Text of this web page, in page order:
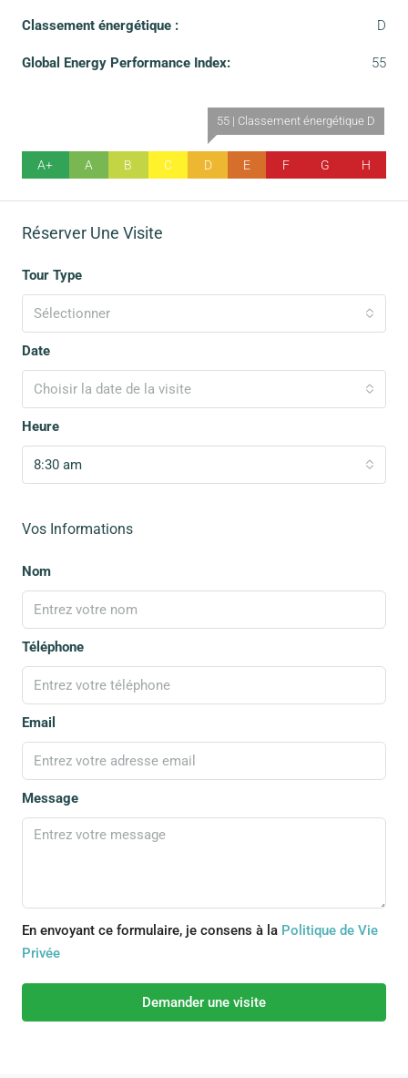
Classement énergétique : D
Global Energy Performance Index: 55
A+ A B C
55 | Classement énergétique D
D E F G H
Réserver Une Visite
Tour Type
Sélectionner
Date
Choisir la date de la visite
Heure
8:30 am
Vos Informations
Nom
Téléphone
Email
Message
En envoyant ce formulaire, je consens à la Politique de Vie
Privée
Demander une visite